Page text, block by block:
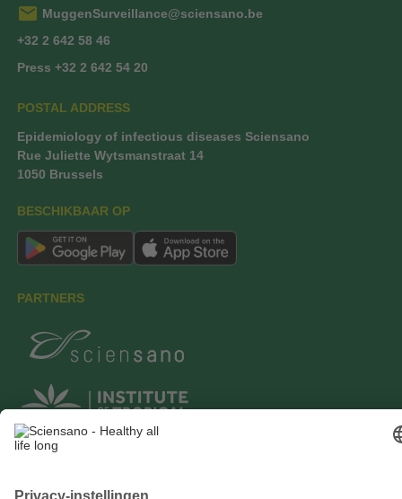
mailMuggenSurveillance@sciensano.be
+32 2 642 58 46
Press +32 2 642 54 20
POSTAL ADDRESS
Epidemiology of infectious diseases Sciensano
Rue Juliette Wytsmanstraat 14
1050 Brussels
BESCHIKBAAR OP
PARTNERS